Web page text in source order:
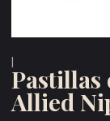
Pastillas
Allied